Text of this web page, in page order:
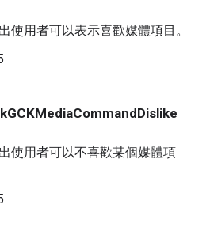
使用者可以表示喜歡媒體項目。
使用者可以不喜歡某個媒體項